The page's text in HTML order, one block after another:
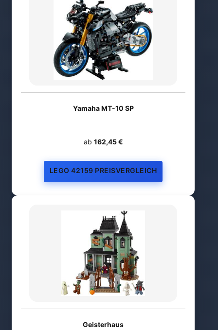
Yamaha MT-10 SP
ab 162,45 €
LEGO 42159 PREISVERGLEICH
Geisterhaus